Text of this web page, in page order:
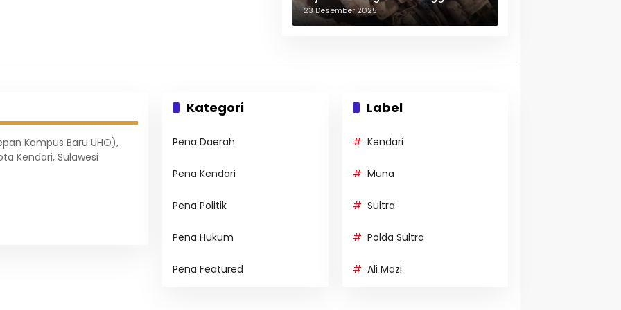
Berulang-ulang
23 Desember 2025
Kampus Baru UHO),
Kendari, Sulawesi
Kategori
Pena Daerah
Pena Kendari
Pena Politik
Pena Hukum
Pena Featured
Label
Kendari
Muna
Sultra
Polda Sultra
Ali Mazi